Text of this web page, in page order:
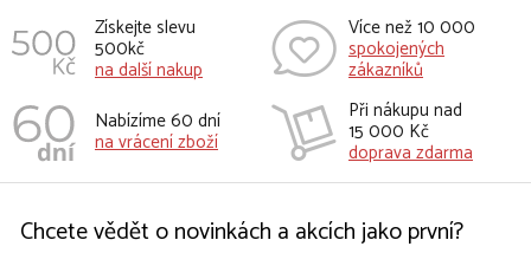
Získejte slevu
500kč
na další nakup
Více než 10 000
spokojených
zákazníků
Nabízíme 60 dní
na vrácení zboží
Při nákupu nad
15 000 Kč
doprava zdarma
Chcete vědět o novinkách a akcích jako první?